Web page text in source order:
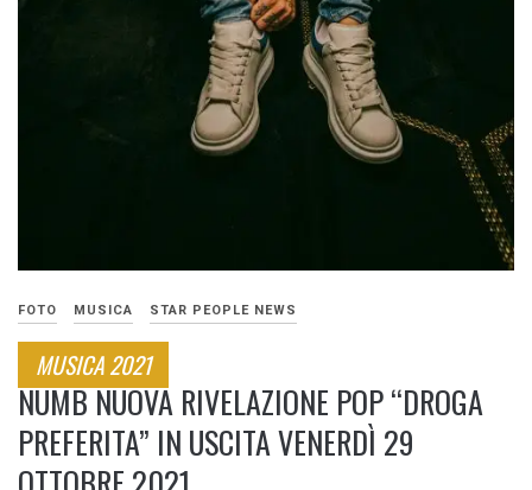
FOTO MUSICA STAR PEOPLE NEWS
MUSICA 2021
NUMB NUOVA RIVELAZIONE POP “DROGA
PREFERITA” IN USCITA VENERDÌ 29